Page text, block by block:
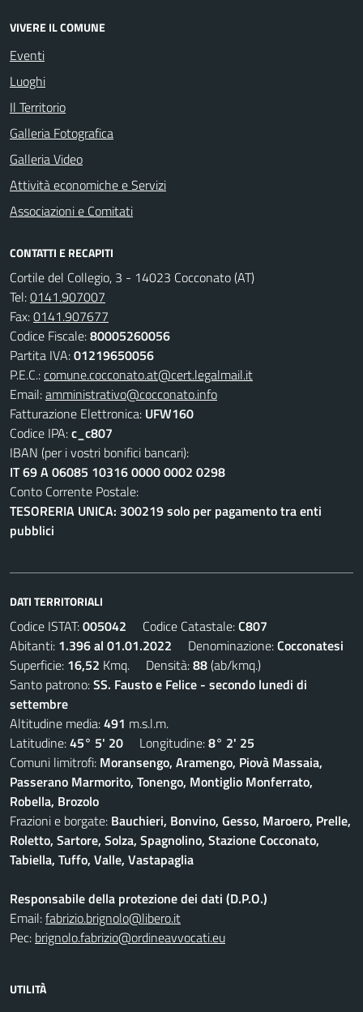
VIVERE IL COMUNE
Eventi
Luoghi
Il Territorio
Galleria Fotografica
Galleria Video
Attività economiche e Servizi
Associazioni e Comitati
CONTATTI E RECAPITI
Cortile del Collegio, 3 - 14023 Cocconato (AT)
Tel:0141.907007
Fax:0141.907677
Codice Fiscale:80005260056
Partita IVA:01219650056
P.E.C.:comune.cocconato.at@cert.legalmail.it
Email:amministrativo@cocconato.info
Fatturazione Elettronica: UFW160
Codice IPA:c_c807
IBAN (per i vostri bonifici bancari):
IT 69 A 06085 10316 0000 0002 0298
Conto Corrente Postale:
TESORERIA UNICA: 300219 solo per pagamento tra enti
pubblici
DATI TERRITORIALI
Codice ISTAT:005042 Codice Catastale:C807
Abitanti: 1.396 al 01.01.2022 Denominazione:Cocconatesi
Superficie: 16,52 Kmq. Densità:88(ab/kmq.)
Santo patrono:SS. Fausto e Felice - secondo lunedi di
settembre
Altitudine media:491 m.s.l.m.
Latitudine:45° 5' 20 Longitudine:8° 2' 25
Comuni limitrofi: Moransengo, Aramengo, Piovà Massaia,
Passerano Marmorito, Tonengo, Montiglio Monferrato,
Robella, Brozolo
Frazioni e borgate: Bauchieri, Bonvino, Gesso, Maroero, Prelle,
Roletto, Sartore, Solza, Spagnolino, Stazione Cocconato,
Tabiella, Tuffo, Valle, Vastapaglia
Responsabile della protezione dei dati (D.P.O.)
Email:fabrizio.brignolo@libero.it
Pec: brignolo.fabrizio@ordineavvocati.eu
UTILITÀ